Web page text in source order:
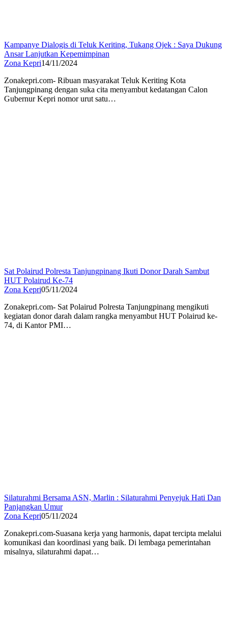
Kampanye Dialogis di Teluk Keriting, Tukang Ojek : Saya Dukung
Ansar Lanjutkan Kepemimpinan
Zona Kepri14/11/2024
Zonakepri.com- Ribuan masyarakat Teluk Keriting Kota
Tanjungpinang dengan suka cita menyambut kedatangan Calon
Gubernur Kepri nomor urut satu…
Sat Polairud Polresta Tanjungpinang Ikuti Donor Darah Sambut
HUT Polairud Ke-74
Zona Kepri05/11/2024
Zonakepri.com- Sat Polairud Polresta Tanjungpinang mengikuti
kegiatan donor darah dalam rangka menyambut HUT Polairud ke-
74, di Kantor PMI…
Silaturahmi Bersama ASN, Marlin : Silaturahmi Penyejuk Hati Dan
Panjangkan Umur
Zona Kepri05/11/2024
Zonakepri.com-Suasana kerja yang harmonis, dapat tercipta melalui
komunikasi dan koordinasi yang baik. Di lembaga pemerintahan
misalnya, silaturahmi dapat…